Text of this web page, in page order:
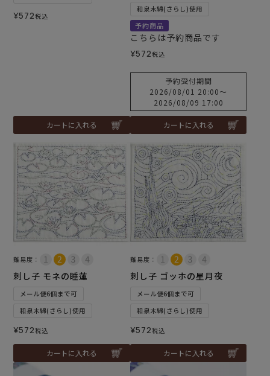
¥572税込
カートに入れる
和泉木綿(さらし)使用
予約商品
こちらは予約商品です
¥572税込
予約受付期間
2026/08/01 20:00〜
2026/08/09 17:00
カートに入れる
難易度：
刺し子 モネの睡蓮
メール便6個まで可
和泉木綿(さらし)使用
¥572税込
カートに入れる
難易度：
刺し子 ゴッホの星月夜
メール便6個まで可
和泉木綿(さらし)使用
¥572税込
カートに入れる